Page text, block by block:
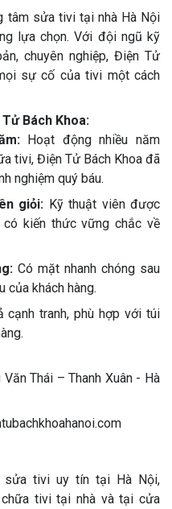
tâm sửa tivi tại nhà Hà Nội
lựa chọn. Với đội ngũ kỹ
chuyên nghiệp, Điện Tử
sự cố của tivi một cách
Bách Khoa:
Hoạt động nhiều năm
tivi, Điện Tử Bách Khoa đã
nghiệm quý báu.
giỏi: Kỹ thuật viên được
kiến thức vững chắc về
Có mặt nhanh chóng sau
của khách hàng.
cạnh tranh, phù hợp với túi
Thái – Thanh Xuân - Hà
sửa tivi uy tín tại Hà Nội,
tivi tại nhà và tại cửa